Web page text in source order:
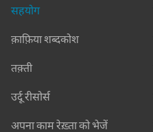
सहयोग
क़ाफ़िया शब्दकोश
तक़्ती
उर्दू रीसोर्स
अपना काम रेख़्ता को भेजें